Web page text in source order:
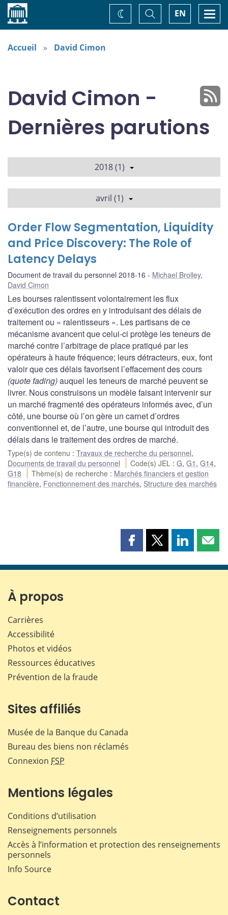
Accueil EN
Basculer
la
recherche
Changez
de
Accueil David Cimon
David Cimon -
Dernières parutions
2018 (1)
avril (1)
Order Flow Segmentation, Liquidity
and Price Discovery: The Role of
Latency Delays
Document de travail du personnel 2018-16 Michael Brolley,
David Cimon
Les bourses ralentissent volontairement les flux
d’exécution des ordres en y introduisant des délais de
traitement ou « ralentisseurs ». Les partisans de ce
mécanisme avancent que celui-ci protège les teneurs de
marché contre l’arbitrage de place pratiqué par les
opérateurs à haute fréquence; leurs détracteurs, eux, font
valoir que ces délais favorisent l’effacement des cours
(quote fading)auquel les teneurs de marché peuvent se
livrer. Nous construisons un modèle faisant intervenir sur
un marché fragmenté des opérateurs informés avec, d’un
côté, une bourse où l’on gère un carnet d’ordres
conventionnel et, de l’autre, une bourse qui introduit des
délais dans le traitement des ordres de marché.
Type(s) de contenu : Travaux de recherche du personnel,
Documents de travail du personnel
Code(s) JEL :G,G1 ,G14,
G18
Thème(s) de recherche : Marchés financiers et gestion
financière, Fonctionnement des marchés, Structure des marchés
Partager
page
Partager
page
Partager
page page
À propos
Carrières
Accessibilité
Photos et vidéos
Ressources éducatives
Prévention de la fraude
Sites affiliés
Musée de la Banque du Canada
Bureau des biens non réclamés
Connexion FSP
Mentions légales
Conditions d’utilisation
Renseignements personnels
Accès à l’information et protection des renseignements
personnels
Info Source
Contact